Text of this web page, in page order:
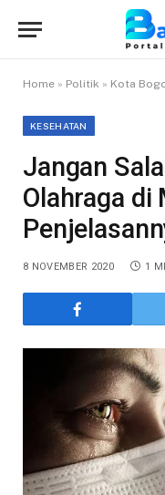
Home » Politik » Kota
KESEHATAN
Jangan
Olahraga di
8 NOVEMBER 2020 1